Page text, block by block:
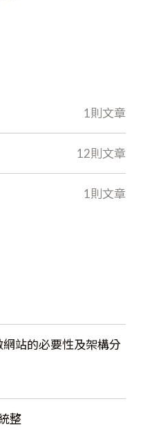
1則文章
12則文章
1則文章
站的必要性及架構分
整